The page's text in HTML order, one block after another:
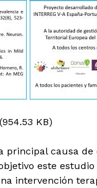
(954.53 KB)
principal causa
este
intervención